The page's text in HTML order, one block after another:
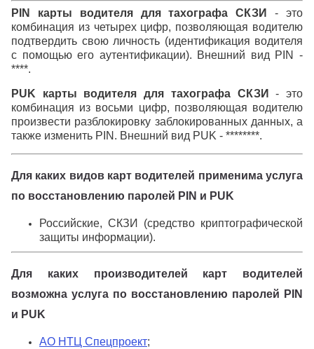
PIN карты водителя для тахографа СКЗИ
- это
комбинация из четырех цифр, позволяющая водителю
подтвердить свою личность (идентификация водителя
с помощью его аутентификации). Внешний вид PIN -
****.
PUK карты водителя для тахографа СКЗИ
- это
комбинация из восьми цифр, позволяющая водителю
произвести разблокировку заблокированных данных, а
также изменить PIN. Внешний вид PUK - ********.
Для каких видов карт водителей применима услуга
по восстановлению паролей PIN и PUK
Российские, СКЗИ (средство криптографической
защиты информации).
Для каких производителей карт водителей
возможна услуга по восстановлению паролей PIN
и PUK
АО НТЦ Спецпроект;